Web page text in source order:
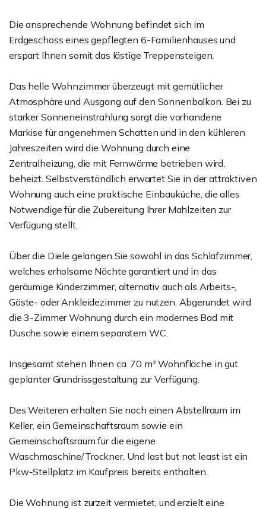
Die ansprechende Wohnung befindet sich im
Erdgeschoss eines gepflegten 6-Familienhauses und
erspart Ihnen somit das lästige Treppensteigen.
Das helle Wohnzimmer überzeugt mit gemütlicher
Atmosphäre und Ausgang auf den Sonnenbalkon. Bei zu
starker Sonneneinstrahlung sorgt die vorhandene
Markise für angenehmen Schatten und in den kühleren
Jahreszeiten wird die Wohnung durch eine
Zentralheizung, die mit Fernwärme betrieben wird,
beheizt. Selbstverständlich erwartet Sie in der attraktiven
Wohnung auch eine praktische Einbauküche, die alles
Notwendige für die Zubereitung Ihrer Mahlzeiten zur
Verfügung stellt.
Über die Diele gelangen Sie sowohl in das Schlafzimmer,
welches erholsame Nächte garantiert und in das
geräumige Kinderzimmer, alternativ auch als Arbeits-,
Gäste- oder Ankleidezimmer zu nutzen. Abgerundet wird
die 3-Zimmer Wohnung durch ein modernes Bad mit
Dusche sowie einem separatem WC.
Insgesamt stehen Ihnen ca. 70 m² Wohnfläche in gut
geplanter Grundrissgestaltung zur Verfügung.
Des Weiteren erhalten Sie noch einen Abstellraum im
Keller, ein Gemeinschaftsraum sowie ein
Gemeinschaftsraum für die eigene
Waschmaschine/Trockner. Und last but not least ist ein
Pkw-Stellplatz im Kaufpreis bereits enthalten.
Die Wohnung ist zurzeit vermietet, und erzielt eine